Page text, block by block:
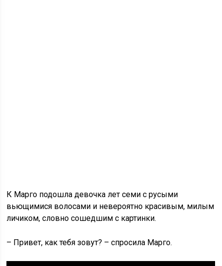
К Марго подошла девочка лет семи с русыми
вьющимися волосами и невероятно красивым, милым
личиком, словно сошедшим с картинки.
– Привет, как тебя зовут? – спросила Марго.